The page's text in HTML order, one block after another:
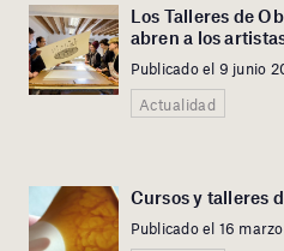
Los Talleres de
abren a los
Publicado el 9 junio
Actualidad
Cursos y talleres
Publicado el 16